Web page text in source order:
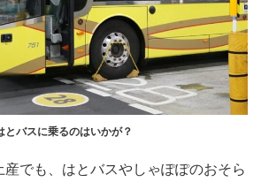
バスに乗るのはいかが？
でも、はとバスやしゃぽぽのおそら